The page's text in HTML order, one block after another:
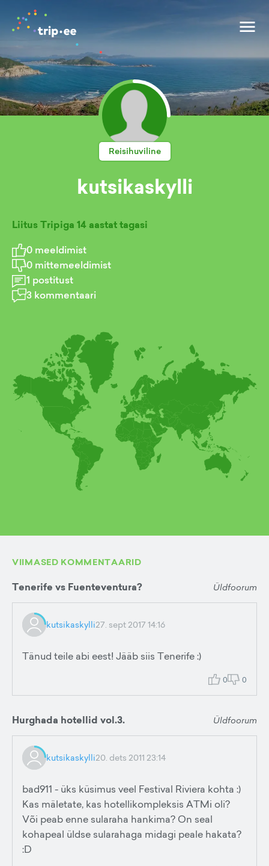
Reisihuviline
kutsikaskylli
Liitus Tripiga 14 aastat tagasi
0 meeldimist
0 mittemeeldimist
1 postitust
3 kommentaari
VIIMASED KOMMENTAARID
Tenerife vs Fuenteventura? Üldfoorum
kutsikaskylli27. sept 2017 14:16
Tänud teile abi eest! Jääb siis Tenerife :)
0 0
Hurghada hotellid vol.3. Üldfoorum
kutsikaskylli20. dets 2011 23:14
bad911 - üks küsimus veel Festival Riviera kohta :)
Kas mäletate, kas hotellikompleksis ATMi oli?
Või peab enne sularaha hankima? On seal
kohapeal üldse sularahaga midagi peale hakata?
:D